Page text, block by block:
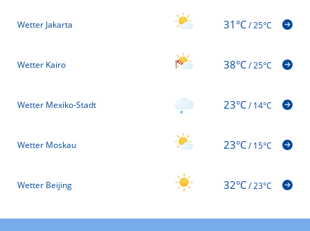
Wetter Jakarta 31°C/25°C
Wetter Kairo 38°C/25°C
Wetter Mexiko-Stadt 23°C/14°C
Wetter Moskau 23°C/15°C
Wetter Beijing 32°C/23°C